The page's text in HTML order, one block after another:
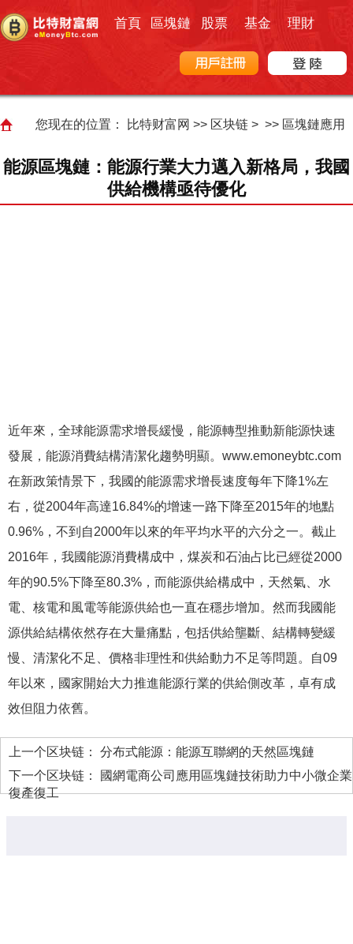
首頁 區塊鏈 股票 基金 理財
您现在的位置： 比特财富网 >> 区块链> >> 區塊鏈應用
能源區塊鏈：能源行業大力邁入新格局，我國
供給機構亟待優化
近年來，全球能源需求增長緩慢，能源轉型推動新能源快速
發展，能源消費結構清潔化趨勢明顯。www.emoneybtc.com
在新政策情景下，我國的能源需求增長速度每年下降1%左
右，從2004年高達16.84%的增速一路下降至2015年的地點
0.96%，不到自2000年以來的年平均水平的六分之一。截止
2016年，我國能源消費構成中，煤炭和石油占比已經從2000
年的90.5%下降至80.3%，而能源供給構成中，天然氣、水
電、核電和風電等能源供給也一直在穩步增加。然而我國能
源供給結構依然存在大量痛點，包括供給壟斷、結構轉變緩
慢、清潔化不足、價格非理性和供給動力不足等問題。自09
年以來，國家開始大力推進能源行業的供給側改革，卓有成
效但阻力依舊。
上一个区块链： 分布式能源：能源互聯網的天然區塊鏈
下一个区块链：
國網電商公司應用區塊鏈技術助力中小微企業
復產復工